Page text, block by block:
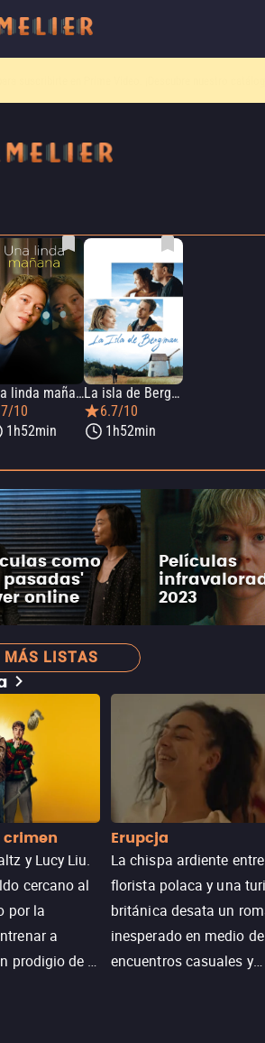
Una linda mañana
7/10
1h52min
La isla de Bergman
6.7/10
1h52min
como
online
Películas
2023
MÁS LISTAS
crimen
y Lucy Liu.
cercano al
por la
a
prodigio de la
Erupcja
La chispa ardiente
florista polaca y una
británica desata un
inesperado en medio de
encuentros casuales y